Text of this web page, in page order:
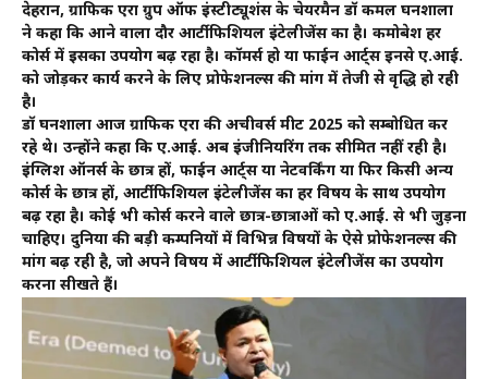
देहरादून, ग्राफिक एरा ग्रुप ऑफ इंस्टीट्यूशंस के चेयरमैन डॉ कमल घनशाला
ने कहा कि आने वाला दौर आर्टीफिशियल इंटेलीजेंस का है। कमोबेश हर
कोर्स में इसका उपयोग बढ़ रहा है। कॉमर्स हो या फाईन आर्ट्स इनसे ए.आई.
को जोड़कर कार्य करने के लिए प्रोफेशनल्स की मांग में तेजी से वृद्धि हो रही
है।
डॉ घनशाला आज ग्राफिक एरा की अचीवर्स मीट 2025 को सम्बोधित कर
रहे थे। उन्होंने कहा कि ए.आई. अब इंजीनियरिंग तक सीमित नहीं रही है।
इंग्लिश ऑनर्स के छात्र हों, फाईन आर्ट्स या नेटवर्किंग या फिर किसी अन्य
कोर्स के छात्र हों, आर्टीफिशियल इंटेलीजेंस का हर विषय के साथ उपयोग
बढ़ रहा है। कोई भी कोर्स करने वाले छात्र-छात्राओं को ए.आई. से भी जुड़ना
चाहिए। दुनिया की बड़ी कम्पनियों में विभिन्न विषयों के ऐसे प्रोफेशनल्स की
मांग बढ़ रही है, जो अपने विषय में आर्टीफिशियल इंटेलीजेंस का उपयोग
करना सीखते हैं।